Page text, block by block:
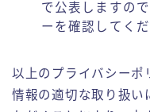
で公表しますの
ーを確認してくだ
以上のプライバシーポ
情報の適切な取り扱い